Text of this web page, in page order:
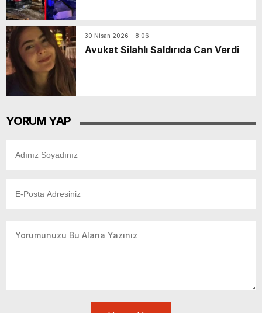
30 Nisan 2026 - 8:06
Avukat Silahlı Saldırıda Can Verdi
YORUM YAP